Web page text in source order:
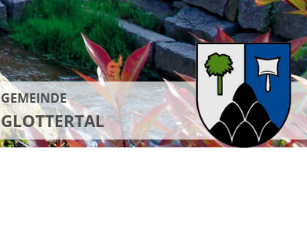
GEMEINDE
GLOTTERTAL